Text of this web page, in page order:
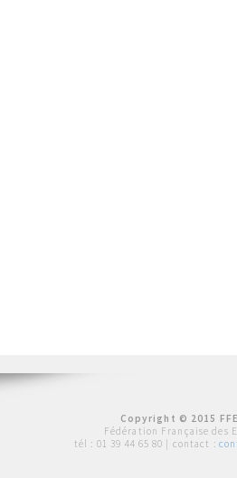
Copyright © 2015
Fédération Française des
tél : 01 39 44 65 80 | contact :